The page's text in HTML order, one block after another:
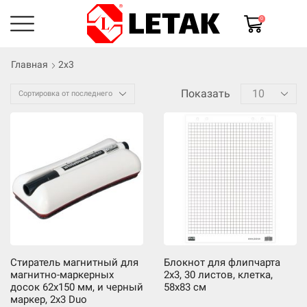
0
Главная 2x3
Показать
Стиратель магнитный для
магнитно-маркерных
досок 62х150 мм, и черный
маркер, 2х3 Duo
Блокнот для флипчарта
2х3, 30 листов, клетка,
58х83 см